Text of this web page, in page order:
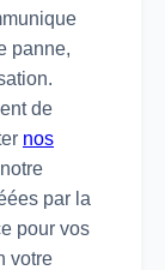
panne,
de
nos
par la
pour vos
votre